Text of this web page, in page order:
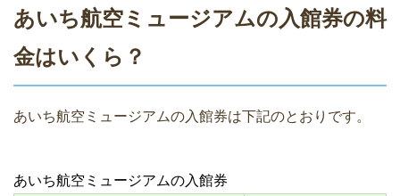
あいち航空ミュージアムの入館券の料
金はいくら？
あいち航空ミュージアムの入館券は下記のとおりです。
あいち航空ミュージアムの入館券